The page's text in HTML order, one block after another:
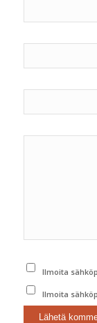
Ilmoita
Ilmoita